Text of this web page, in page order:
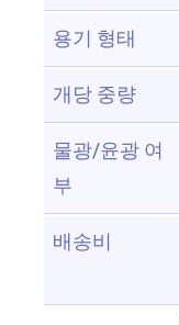
용기 형태
개당 중량
물광/윤광 여
부
배송비